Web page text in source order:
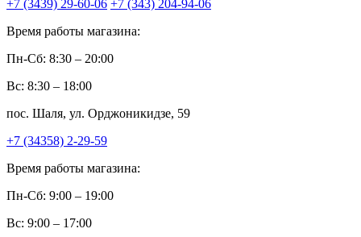
+7 (3439) 29-60-06 +7 (343) 204-94-06
Время работы магазина:
Пн-Сб: 8:30 – 20:00
Вс: 8:30 – 18:00
пос. Шаля, ул. Орджоникидзе, 59
+7 (34358) 2-29-59
Время работы магазина:
Пн-Сб: 9:00 – 19:00
Вс: 9:00 – 17:00